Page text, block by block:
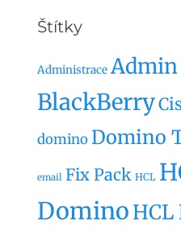
Štítky
Administrace
BlackBerry
domino Domino
email Fix Pack HCL
DominoHCL